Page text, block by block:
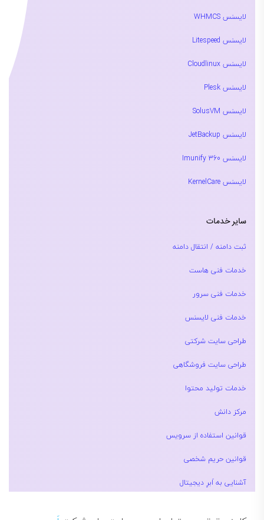
لایسنس WHMCS
لایسنس Litespeed
لایسنس Cloudlinux
لایسنس Plesk
لایسنس SolusVM
لایسنس JetBackup
لایسنس Imunify 360
لایسنس KernelCare
سایر خدمات
ثبت دامنه / انتقال دامنه
خدمات فنی هاست
خدمات فنی سرور
خدمات فنی لایسنس
طراحی سایت شرکتی
طراحی سایت فروشگاهی
خدمات تولید محتوا
مرکز دانش
قوانین استفاده از سرویس
قوانین حریم شخصی
آشنایی به اَبرِ دیجیتال